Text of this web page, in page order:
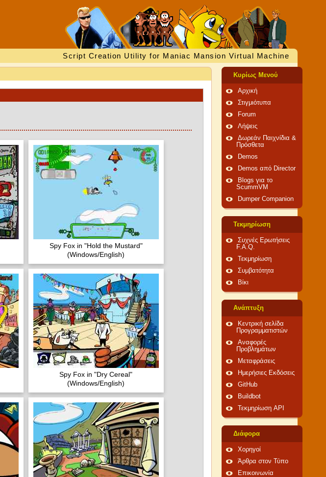
Script Creation Utility for Maniac Mansion Virtual Machine
Spy Fox in "Hold the Mustard"
(Windows/English)
Spy Fox in "Dry Cereal"
(Windows/English)
Κυρίως Μενού
Αρχική
Στιγμιότυπα
Forum
Λήψεις
Δωρεάν Παιχνίδια &
Πρόσθετα
Demos
Demos από Director
Blogs για το
ScummVM
Dumper Companion
Τεκμηρίωση
Συχνές Ερωτήσεις
F.A.Q.
Τεκμηρίωση
Συμβατότητα
Βίκι
Ανάπτυξη
Κεντρική σελίδα
Προγραμματιστών
Αναφορές
Προβλημάτων
Μεταφράσεις
Ημερήσιες Εκδόσεις
GitHub
Buildbot
Τεκμηρίωση API
Διάφορα
Χορηγοί
Άρθρα στον Τύπο
Επικοινωνία